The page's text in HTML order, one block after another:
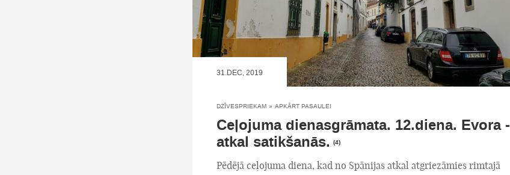
31.DEC, 2019
DZĪVESPRIEKAM » APKĀRT PASAULEI
Ceļojuma dienasgrāmata. 12.diena. Evora -
atkal satikšanās. (4)
Pēdējā ceļojuma diena, kad no Spānijas atkal atgriezāmies rimtajā